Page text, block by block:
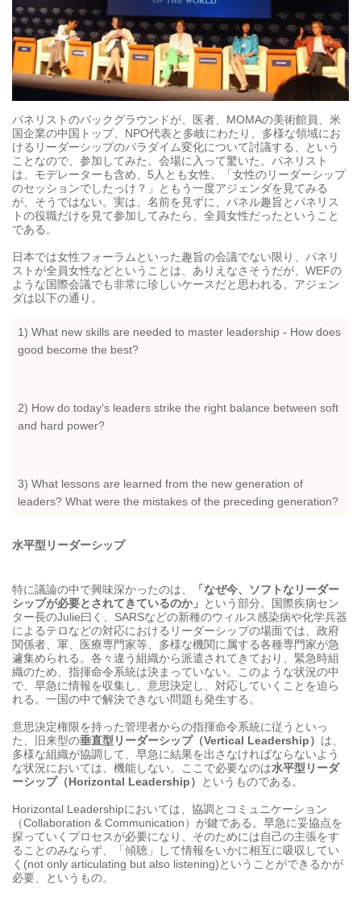
パネリストのバックグラウンドが、医者、MOMAの美術館員、米
国企業の中国トップ、NPO代表と多岐にわたり、多様な領域にお
けるリーダーシップのパラダイム変化について討議する、という
ことなので、参加してみた。会場に入って驚いた。パネリスト
は、モデレーターも含め、5人とも女性。「女性のリーダーシップ
のセッションでしたっけ？」ともう一度アジェンダを見てみる
が、そうではない。実は、名前を見ずに、パネル趣旨とパネリス
トの役職だけを見て参加してみたら、全員女性だったということ
である。
日本では女性フォーラムといった趣旨の会議でない限り、パネリ
ストが全員女性などということは、ありえなさそうだが、WEFの
ような国際会議でも非常に珍しいケースだと思われる。アジェン
ダは以下の通り。
1) What new skills are needed to master leadership - How does
good become the best?
2) How do today's leaders strike the right balance between soft
and hard power?
3) What lessons are learned from the new generation of
leaders? What were the mistakes of the preceding generation?
水平型リーダーシップ
特に議論の中で興味深かったのは、
「なぜ今、ソフトなリーダー
シップが必要とされてきているのか」 という部分。国際疾病セン
ター長のJulie曰く、SARSなどの新種のウィルス感染病や化学兵器
によるテロなどの対応におけるリーダーシップの場面では、政府
関係者、軍、医療専門家等、多様な機関に属する各種専門家が急
遽集められる。各々違う組織から派遣されてきており、緊急時組
織のため、指揮命令系統は決まっていない。このような状況の中
で、早急に情報を収集し、意思決定し、対応していくことを迫ら
れる。一国の中で解決できない問題も発生する。
意思決定権限を持った管理者からの指揮命令系統に従うといっ
た、旧来型の垂直型リーダーシップ（Vertical Leadership） は、
多様な組織が協調して、早急に結果を出さなければならないよう
な状況においては、機能しない。ここで必要なのは水平型リーダ
ーシップ（Horizontal Leadership）
というものである。
Horizontal Leadershipにおいては、協調とコミュニケーション
（Collaboration & Communication）が鍵である。早急に妥協点を
探っていくプロセスが必要になり、そのためには自己の主張をす
ることのみならず、「傾聴」して情報をいかに相互に吸収してい
く(not only articulating but also listening)ということができるかが
必要、というもの。